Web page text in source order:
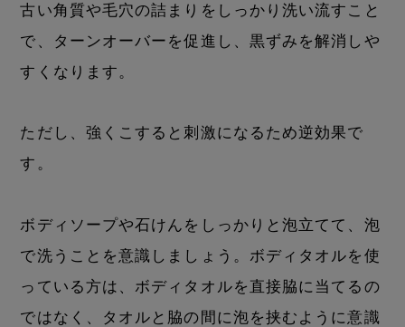
古い角質や毛穴の詰まりをしっかり洗い流すこと
で、ターンオーバーを促進し、黒ずみを解消しや
すくなります。
ただし、強くこすると刺激になるため逆効果で
す。
ボディソープや石けんをしっかりと泡立てて、泡
で洗うことを意識しましょう。ボディタオルを使
っている方は、ボディタオルを直接脇に当てるの
ではなく、タオルと脇の間に泡を挟むように意識